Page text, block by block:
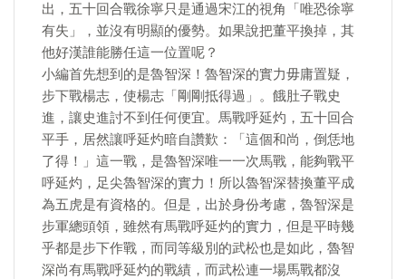
出，五十回合戰徐寧只是通過宋江的視角「唯恐徐寧
有失」，並沒有明顯的優勢。如果說把董平換掉，其
他好漢誰能勝任這一位置呢？
小編首先想到的是魯智深！魯智深的實力毋庸置疑，
步下戰楊志，使楊志「剛剛抵得過」。餓肚子戰史
進，讓史進討不到任何便宜。馬戰呼延灼，五十回合
平手，居然讓呼延灼暗自讚歎：「這個和尚，倒恁地
了得！」這一戰，是魯智深唯一一次馬戰，能夠戰平
呼延灼，足尖魯智深的實力！所以魯智深替換董平成
為五虎是有資格的。但是，出於身份考慮，魯智深是
步軍總頭領，雖然有馬戰呼延灼的實力，但是平時幾
乎都是步下作戰，而同等級別的武松也是如此，魯智
深尚有馬戰呼延灼的戰績，而武松連一場馬戰都沒